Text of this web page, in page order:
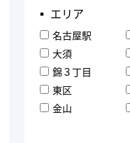
▪︎ エリア
名古屋駅
大須
錦３丁目
東区
金山